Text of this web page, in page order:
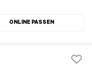
ONLINE PASSEN